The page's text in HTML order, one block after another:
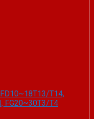
FD10~18T13/T14,
FG20~30T3/T4